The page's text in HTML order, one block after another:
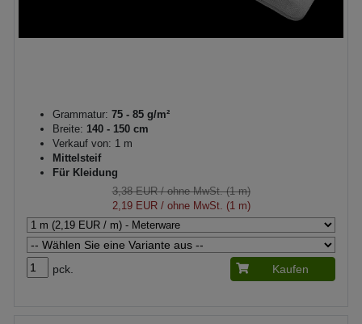
Grammatur: 75 - 85 g/m²
Breite: 140 - 150 cm
Verkauf von: 1 m
Mittelsteif
Für Kleidung
3,38 EUR/ ohne MwSt. (1 m)
2,19 EUR/ ohne MwSt. (1 m)
pck. Kaufen